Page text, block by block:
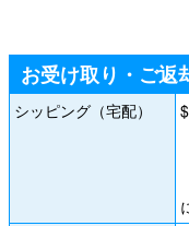
お受け取り・ご返
シッピング（宅配）